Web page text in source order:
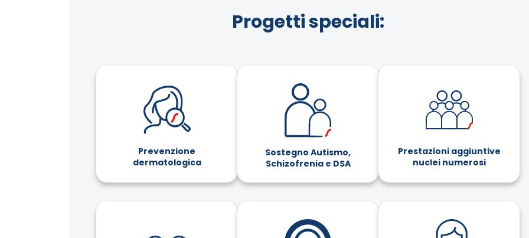
Progetti speciali:
Prevenzione
dermatologica
Sostegno Autismo,
Schizofrenia e DSA
Prestazioni aggiuntive
nuclei numerosi